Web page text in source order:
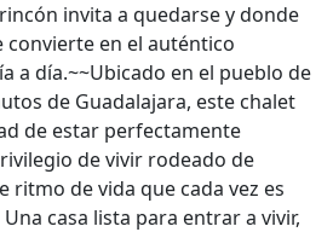
invita a quedarse y donde
convierte en el auténtico
a día.~~Ubicado en el pueblo de
de Guadalajara, este chalet
de estar perfectamente
de vivir rodeado de
ritmo de vida que cada vez es
casa lista para entrar a vivir,